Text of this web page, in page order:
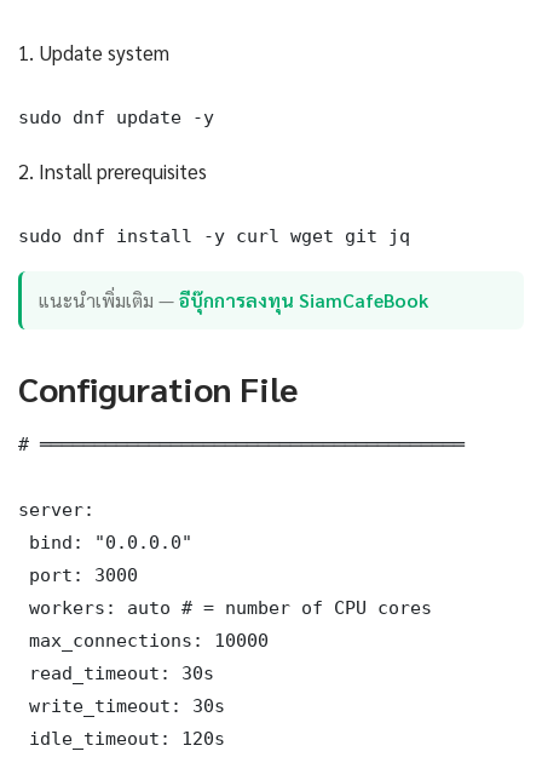
1. Update system
sudo dnf update -y
2. Install prerequisites
sudo dnf install -y curl wget git jq
แนะนำเพิ่มเติม —อีบุ๊กการลงทุน SiamCafeBook
Configuration File
# ═══════════════════════════════════════
server:
bind: "0.0.0.0"
port: 3000
workers: auto # = number of CPU cores
max_connections: 10000
read_timeout: 30s
write_timeout: 30s
idle_timeout: 120s